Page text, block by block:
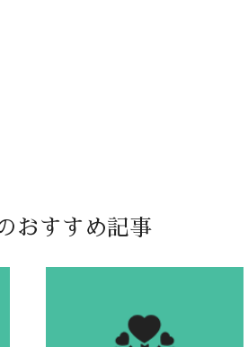
おすすめ記事